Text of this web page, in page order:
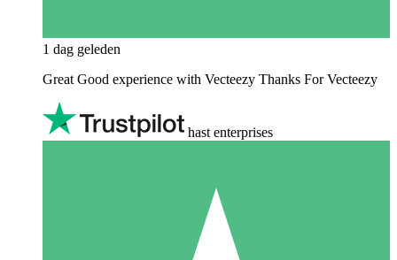
1 dag geleden
Great Good experience with Vecteezy Thanks For Vecteezy
hast enterprises